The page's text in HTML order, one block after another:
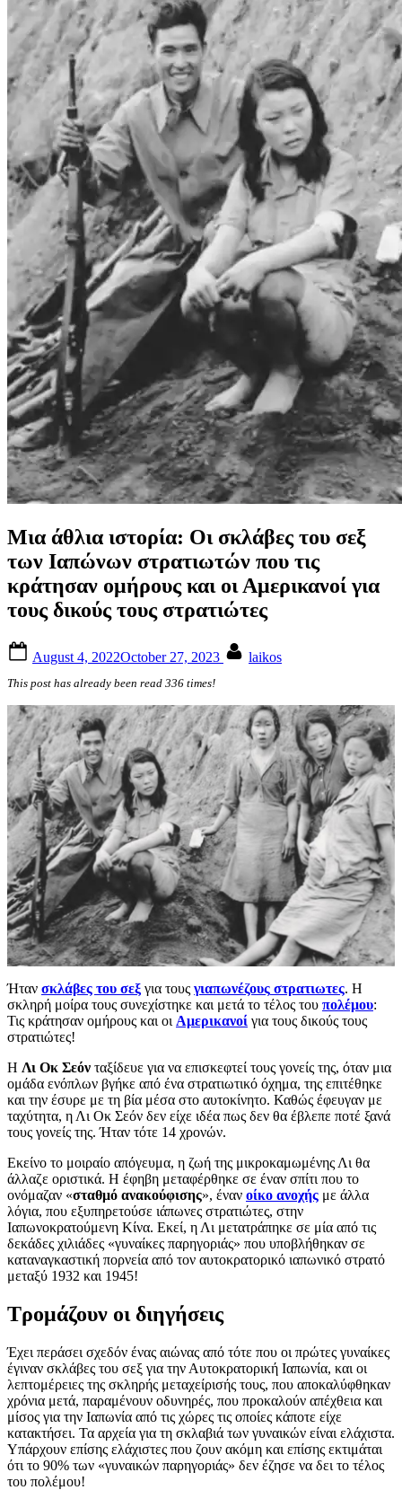
Μια άθλια ιστορία: Οι σκλάβες του σεξ
των Ιαπώνων στρατιωτών που τις
κράτησαν ομήρους και οι Αμερικανοί για
τους δικούς τους στρατιώτες
on
August 4, 2022October 27, 2023 laikos
This post has already been read 336 times!
Ήταν σκλάβες του σεξ για τους γιαπωνέζους στρατιωτες. Η
σκληρή μοίρα τους συνεχίστηκε και μετά το τέλος του πολέμου:
Τις κράτησαν ομήρους και οι Αμερικανοί για τους δικούς τους
στρατιώτες!
Η Λι Οκ Σεόν ταξίδευε για να επισκεφτεί τους γονείς της, όταν μια
ομάδα ενόπλων βγήκε από ένα στρατιωτικό όχημα, της επιτέθηκε
και την έσυρε με τη βία μέσα στο αυτοκίνητο. Καθώς έφευγαν με
ταχύτητα, η Λι Οκ Σεόν δεν είχε ιδέα πως δεν θα έβλεπε ποτέ ξανά
τους γονείς της. Ήταν τότε 14 χρονών.
Εκείνο το μοιραίο απόγευμα, η ζωή της μικροκαμωμένης Λι θα
άλλαζε οριστικά. Η έφηβη μεταφέρθηκε σε έναν σπίτι που το
ονόμαζαν «σταθμό ανακούφισης», έναν οίκο ανοχής με άλλα
λόγια, που εξυπηρετούσε ιάπωνες στρατιώτες, στην
Ιαπωνοκρατούμενη Κίνα. Εκεί, η Λι μετατράπηκε σε μία από τις
δεκάδες χιλιάδες «γυναίκες παρηγοριάς» που υποβλήθηκαν σε
καταναγκαστική πορνεία από τον αυτοκρατορικό ιαπωνικό στρατό
μεταξύ 1932 και 1945!
Τρομάζουν οι διηγήσεις
Έχει περάσει σχεδόν ένας αιώνας από τότε που οι πρώτες γυναίκες
έγιναν σκλάβες του σεξ για την Αυτοκρατορική Ιαπωνία, και οι
λεπτομέρειες της σκληρής μεταχείρισής τους, που αποκαλύφθηκαν
χρόνια μετά, παραμένουν οδυνηρές, που προκαλούν απέχθεια και
μίσος για την Ιαπωνία από τις χώρες τις οποίες κάποτε είχε
κατακτήσει. Τα αρχεία για τη σκλαβιά των γυναικών είναι ελάχιστα.
Υπάρχουν επίσης ελάχιστες που ζουν ακόμη και επίσης εκτιμάται
ότι το 90% των «γυναικών παρηγοριάς» δεν έζησε να δει το τέλος
του πολέμου!